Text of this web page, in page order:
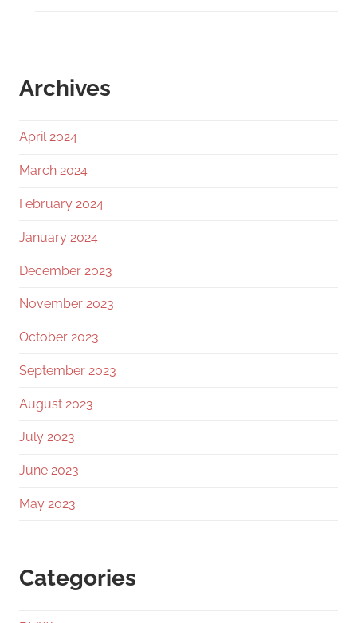
Archives
April 2024
March 2024
February 2024
January 2024
December 2023
November 2023
October 2023
September 2023
August 2023
July 2023
June 2023
May 2023
Categories